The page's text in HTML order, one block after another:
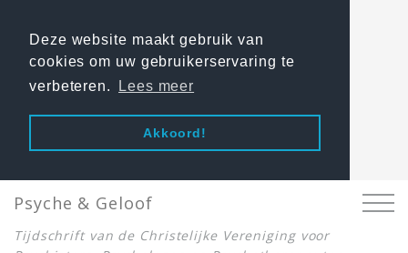
Deze website maakt gebruik van
cookies om uw gebruikerservaring te
verbeteren.
Lees meer
Akkoord!
Psyche & Geloof
Tijdschrift van de Christelijke Vereniging voor